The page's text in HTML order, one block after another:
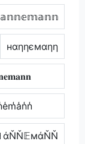
нαηηємαηη
άŇŇ𝔼мάŇŇ